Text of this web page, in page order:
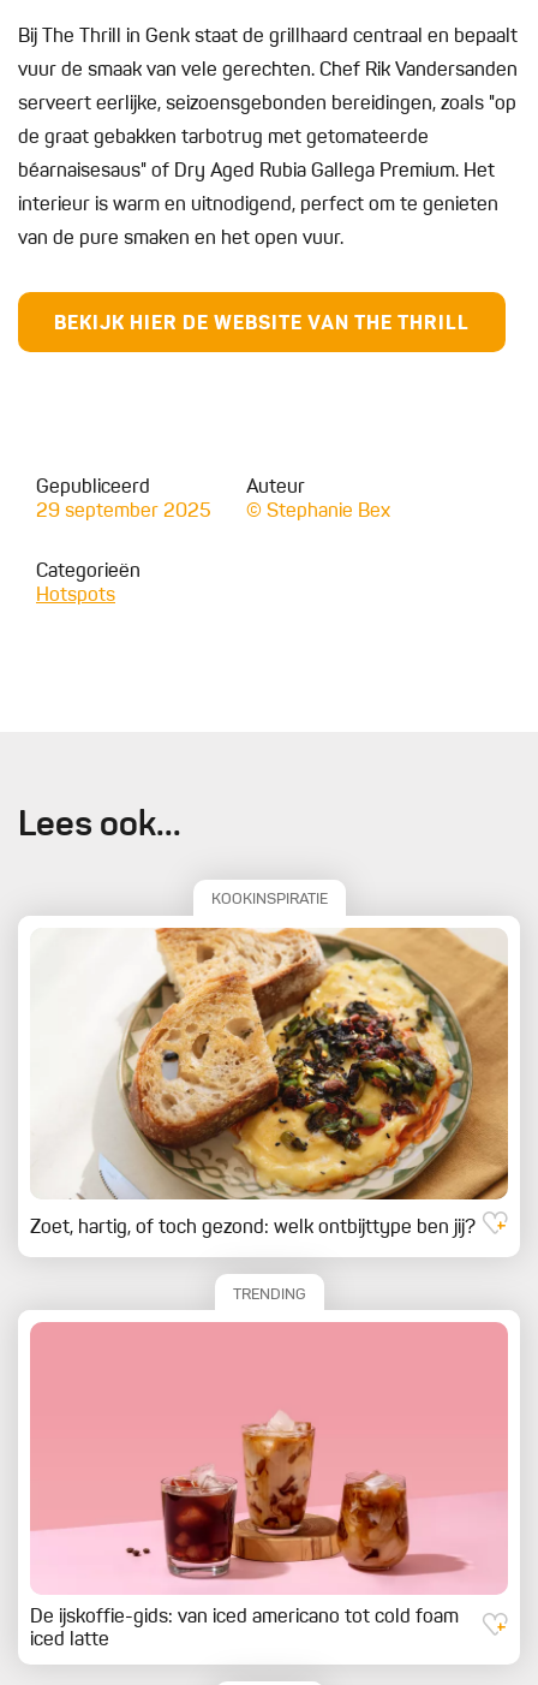
Bij The Thrill in Genk staat de grillhaard centraal en bepaalt
vuur de smaak van vele gerechten. Chef Rik Vandersanden
serveert eerlijke, seizoensgebonden bereidingen, zoals "op
de graat gebakken tarbotrug met getomateerde
béarnaisesaus" of Dry Aged Rubia Gallega Premium. Het
interieur is warm en uitnodigend, perfect om te genieten
van de pure smaken en het open vuur.
BEKIJK HIER DE WEBSITE VAN THE THRILL
Gepubliceerd
29 september 2025
Auteur
© Stephanie Bex
Categorieën
Hotspots
Lees ook...
KOOKINSPIRATIE
Zoet, hartig, of toch gezond: welk ontbijttype ben jij?
TRENDING
De ijskoffie-gids: van iced americano tot cold foam
iced latte